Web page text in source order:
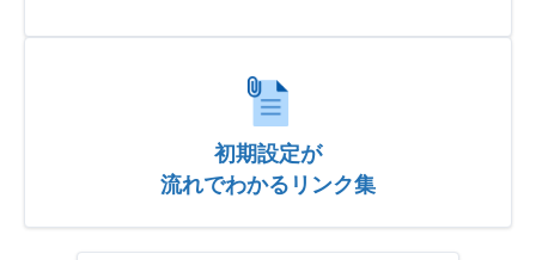
初期設定が
流れでわかるリンク集